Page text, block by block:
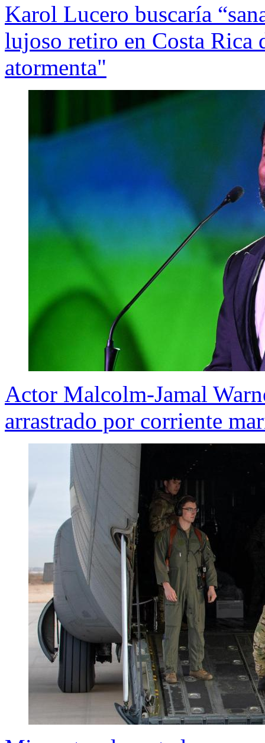
Karol Lucero buscaría
lujoso retiro en Costa Rica
atormenta"
Actor Malcolm-Jamal
arrastrado por corriente